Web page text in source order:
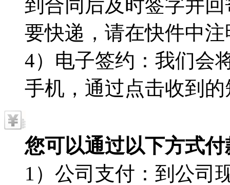
到合同后及时签字并
要快递，请在快件中
4）电子签约：我们会
手机，通过点击收到
您可以通过以下方式付
1）公司支付：到公司